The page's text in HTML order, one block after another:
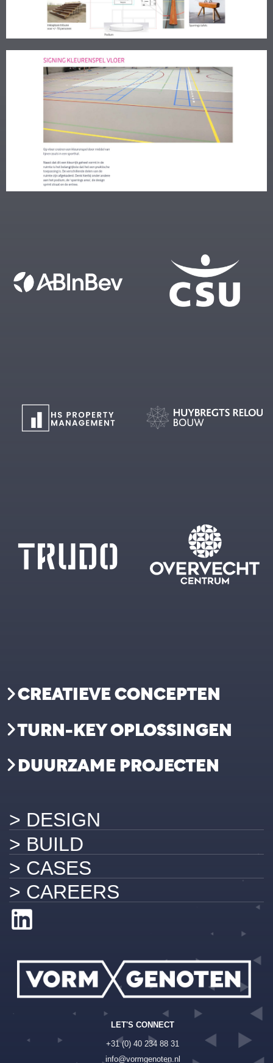
CREATIEVE CONCEPTEN
TURN-KEY OPLOSSINGEN
DUURZAME PROJECTEN
> DESIGN
> BUILD
> CASES
> CAREERS
LET'S CONNECT
+31 (0) 40 234 88 31
info@vormgenoten.nl